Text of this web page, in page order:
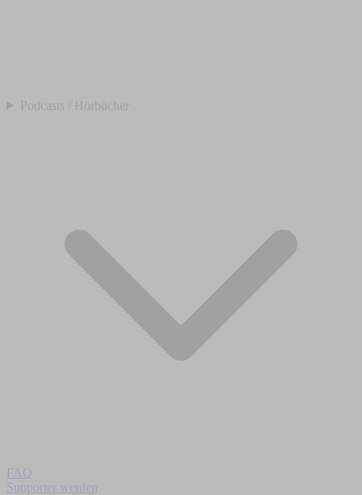
Podcasts / Hörbücher
FAQ
Supporter werden